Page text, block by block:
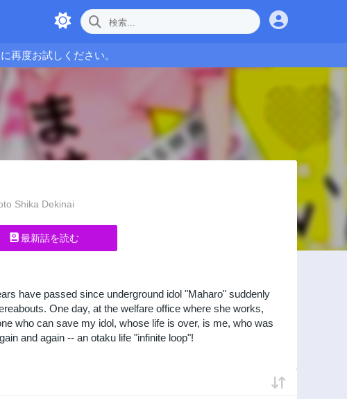
再度お試しください。
Shika Dekinai
最新話を読む
have passed since underground idol "Maharo" suddenly
One day, at the welfare office where she works,
who can save my idol, whose life is over, is me, who was
and again -- an otaku life "infinite loop"!